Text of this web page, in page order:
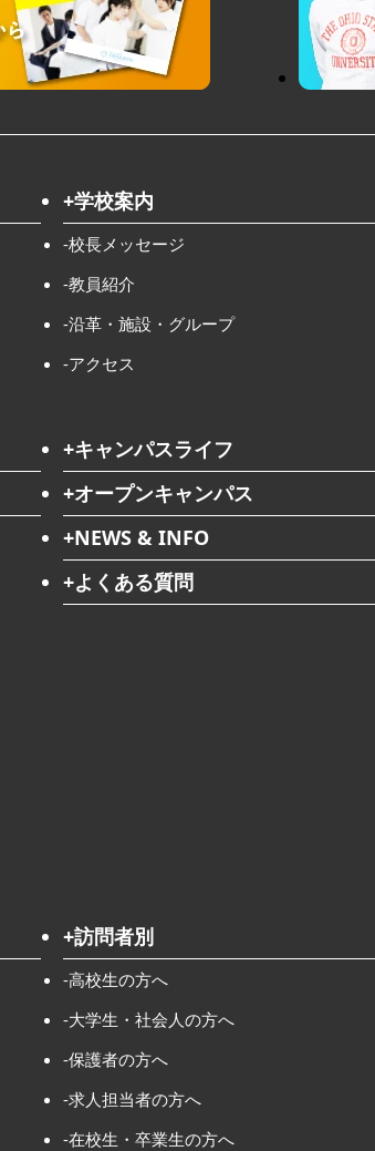
+学校案内
-校長メッセージ
-教員紹介
-沿革・施設・グループ
-アクセス
+キャンパスライフ
+オープンキャンパス
+NEWS & INFO
+よくある質問
+訪問者別
-高校生の方へ
-大学生・社会人の方へ
-保護者の方へ
-求人担当者の方へ
-在校生・卒業生の方へ